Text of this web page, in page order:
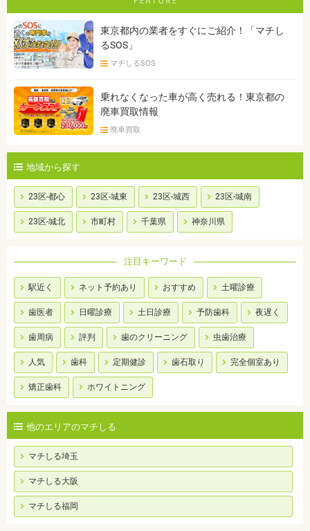
東京都内の業者をすぐにご紹介！「マチし
るSOS」
マチしるSOS
乗れなくなった車が高く売れる！東京都の
廃車買取情報
廃車買取
地域から探す
23区-都心 23区-城東 23区-城西 23区-城南
23区-城北 市町村 千葉県 神奈川県
注目キーワード
駅近く ネット予約あり おすすめ 土曜診療
歯医者 日曜診療 土日診療 予防歯科 夜遅く
歯周病 評判 歯のクリーニング 虫歯治療
人気 歯科 定期健診 歯石取り 完全個室あり
矯正歯科 ホワイトニング
他のエリアのマチしる
マチしる埼玉
マチしる大阪
マチしる福岡